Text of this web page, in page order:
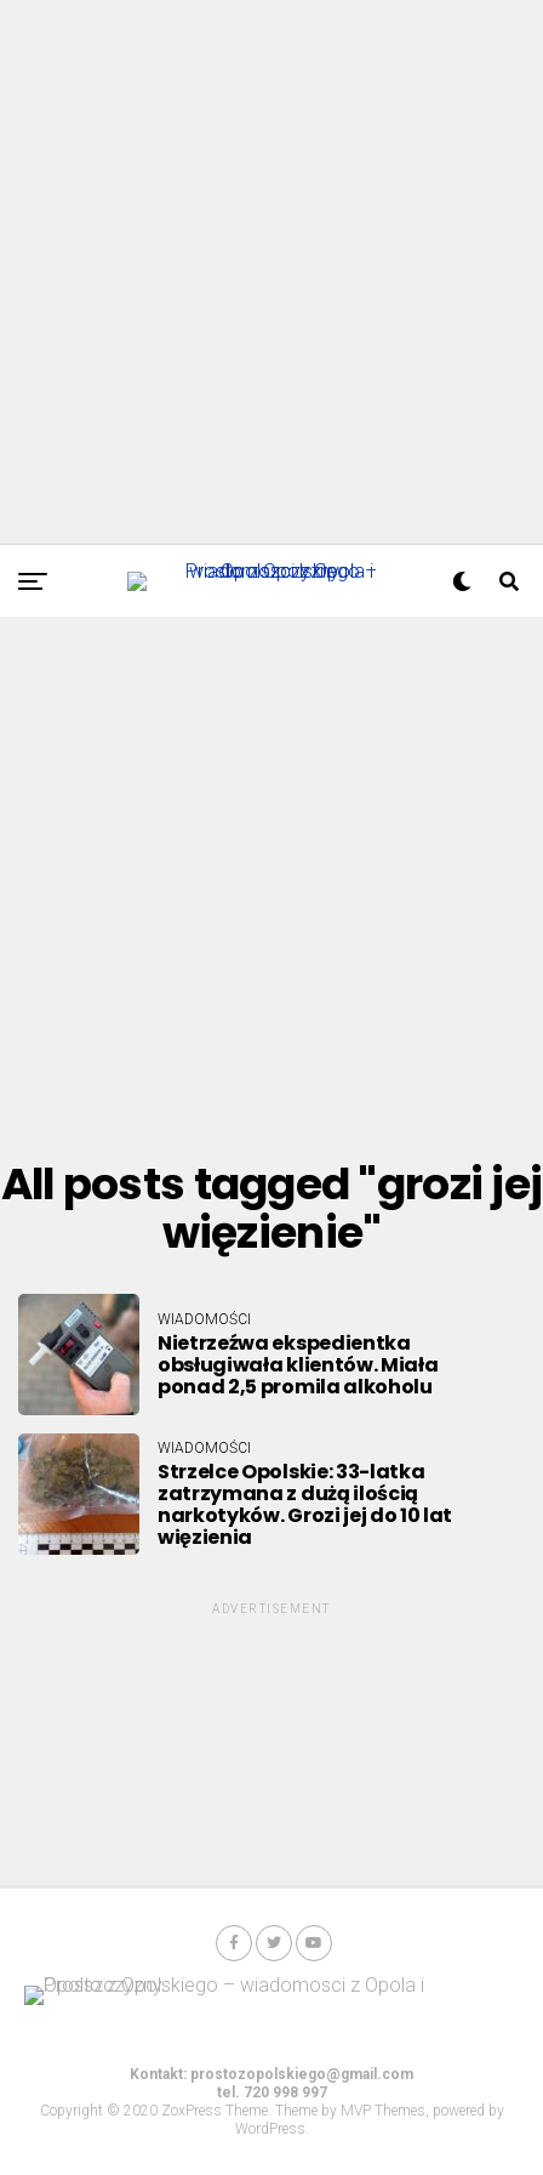
All posts tagged "grozi jej
więzienie"
WIADOMOŚCI
Nietrzeźwa ekspedientka
obsługiwała klientów. Miała
ponad 2,5 promila alkoholu
WIADOMOŚCI
Strzelce Opolskie: 33-latka
zatrzymana z dużą ilością
narkotyków. Grozi jej do 10 lat
więzienia
ADVERTISEMENT
Kontakt: prostozopolskiego@gmail.com
tel. 720 998 997
Copyright © 2020 ZoxPress Theme. Theme by MVP Themes, powered by
WordPress.